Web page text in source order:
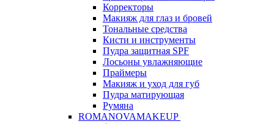
Корректоры
Макияж для глаз и бровей
Тональные средства
Кисти и инструменты
Пудра защитная SPF
Лосьоны увлажняющие
Праймеры
Макияж и уход для губ
Пудра матирующая
Румяна
ROMANOVAMAKEUP